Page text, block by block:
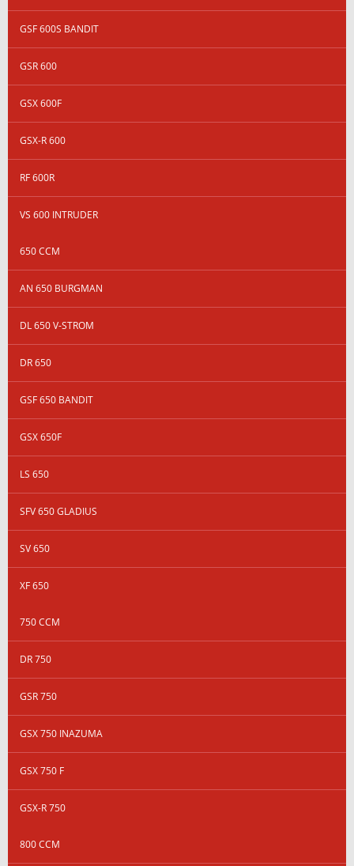
GSF 600S BANDIT
GSR 600
GSX 600F
GSX-R 600
RF 600R
VS 600 INTRUDER
650 CCM
AN 650 BURGMAN
DL 650 V-STROM
DR 650
GSF 650 BANDIT
GSX 650F
LS 650
SFV 650 GLADIUS
SV 650
XF 650
750 CCM
DR 750
GSR 750
GSX 750 INAZUMA
GSX 750 F
GSX-R 750
800 CCM